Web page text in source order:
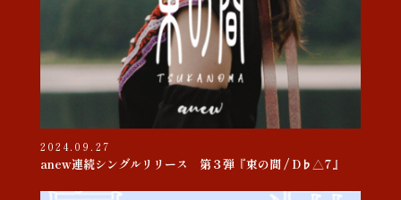
2024.09.27
anew連続シングルリリース 第３弾『束の間 / D♭△7』